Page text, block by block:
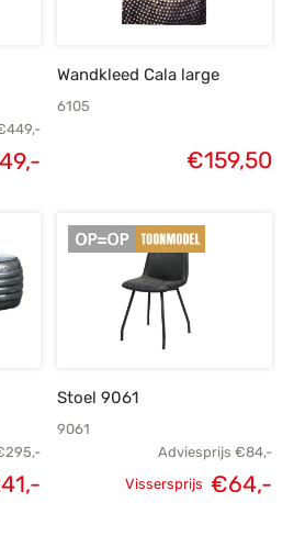
449,-
.
prijs is:
€349,-.
Wandkleed Cala large
6105
€159,50
295,-
Stoel 9061
9061
Adviesprijs €84,-
Vissersprijs €64,-